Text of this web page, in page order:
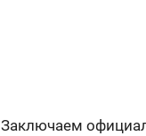
Заключаем